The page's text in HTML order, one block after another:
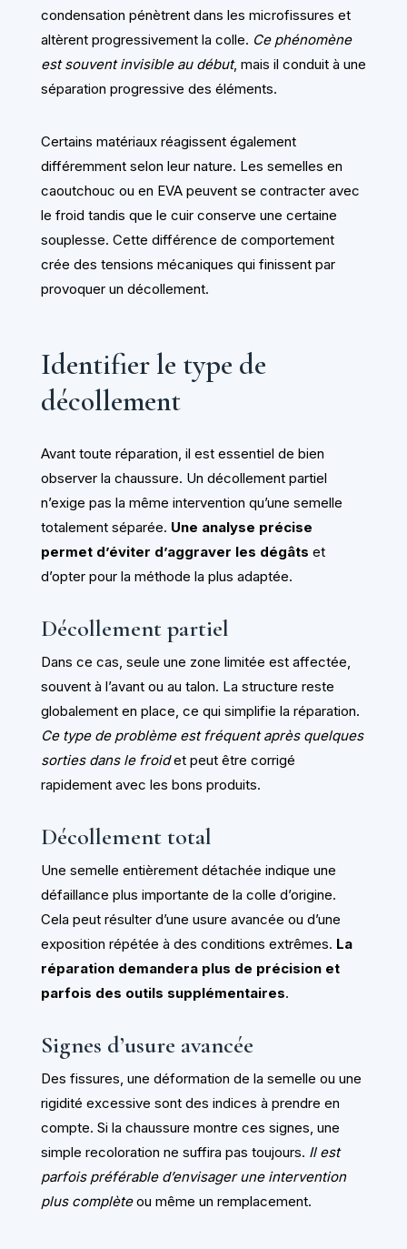
condensation pénètrent dans les microfissures et
altèrent progressivement la colle. Ce phénomène
est souvent invisible au début, mais il conduit à une
séparation progressive des éléments.
Certains matériaux réagissent également
différemment selon leur nature. Les semelles en
caoutchouc ou en EVA peuvent se contracter avec
le froid tandis que le cuir conserve une certaine
souplesse. Cette différence de comportement
crée des tensions mécaniques qui finissent par
provoquer un décollement.
Identifier le type de
décollement
Avant toute réparation, il est essentiel de bien
observer la chaussure. Un décollement partiel
n’exige pas la même intervention qu’une semelle
totalement séparée. Une analyse précise
permet d’éviter d’aggraver les dégâts et
d’opter pour la méthode la plus adaptée.
Décollement partiel
Dans ce cas, seule une zone limitée est affectée,
souvent à l’avant ou au talon. La structure reste
globalement en place, ce qui simplifie la réparation.
Ce type de problème est fréquent après quelques
sorties dans le froidet peut être corrigé
rapidement avec les bons produits.
Décollement total
Une semelle entièrement détachée indique une
défaillance plus importante de la colle d’origine.
Cela peut résulter d’une usure avancée ou d’une
exposition répétée à des conditions extrêmes. La
réparation demandera plus de précision et
parfois des outils supplémentaires.
Signes d’usure avancée
Des fissures, une déformation de la semelle ou une
rigidité excessive sont des indices à prendre en
compte. Si la chaussure montre ces signes, une
simple recoloration ne suffira pas toujours. Il est
parfois préférable d’envisager une intervention
plus complèteou même un remplacement.